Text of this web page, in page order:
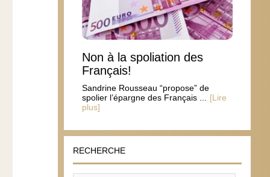
Non à la spoliation des
Français!
Sandrine Rousseau “propose” de
spolier l’épargne des Français ...
[Lire
plus]
RECHERCHE